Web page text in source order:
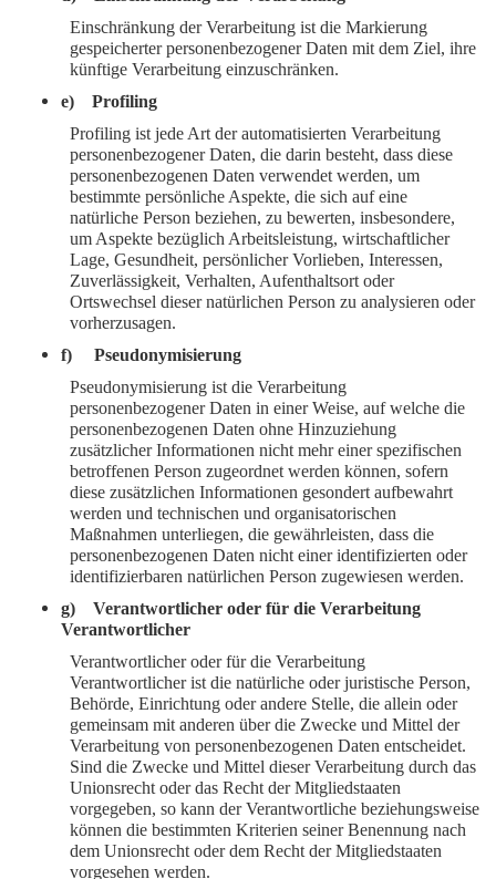
Einschränkung der Verarbeitung ist die Markierung
gespeicherter personenbezogener Daten mit dem Ziel, ihre
künftige Verarbeitung einzuschränken.
e) Profiling
Profiling ist jede Art der automatisierten Verarbeitung
personenbezogener Daten, die darin besteht, dass diese
personenbezogenen Daten verwendet werden, um
bestimmte persönliche Aspekte, die sich auf eine
natürliche Person beziehen, zu bewerten, insbesondere,
um Aspekte bezüglich Arbeitsleistung, wirtschaftlicher
Lage, Gesundheit, persönlicher Vorlieben, Interessen,
Zuverlässigkeit, Verhalten, Aufenthaltsort oder
Ortswechsel dieser natürlichen Person zu analysieren oder
vorherzusagen.
f) Pseudonymisierung
Pseudonymisierung ist die Verarbeitung
personenbezogener Daten in einer Weise, auf welche die
personenbezogenen Daten ohne Hinzuziehung
zusätzlicher Informationen nicht mehr einer spezifischen
betroffenen Person zugeordnet werden können, sofern
diese zusätzlichen Informationen gesondert aufbewahrt
werden und technischen und organisatorischen
Maßnahmen unterliegen, die gewährleisten, dass die
personenbezogenen Daten nicht einer identifizierten oder
identifizierbaren natürlichen Person zugewiesen werden.
g) Verantwortlicher oder für die Verarbeitung
Verantwortlicher
Verantwortlicher oder für die Verarbeitung
Verantwortlicher ist die natürliche oder juristische Person,
Behörde, Einrichtung oder andere Stelle, die allein oder
gemeinsam mit anderen über die Zwecke und Mittel der
Verarbeitung von personenbezogenen Daten entscheidet.
Sind die Zwecke und Mittel dieser Verarbeitung durch das
Unionsrecht oder das Recht der Mitgliedstaaten
vorgegeben, so kann der Verantwortliche beziehungsweise
können die bestimmten Kriterien seiner Benennung nach
dem Unionsrecht oder dem Recht der Mitgliedstaaten
vorgesehen werden.